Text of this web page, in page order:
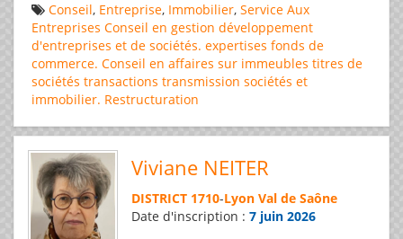
Conseil, Entreprise, Immobilier, Service Aux
Entreprises Conseil en gestion développement
d'entreprises et de sociétés. expertises fonds de
commerce. Conseil en affaires sur immeubles titres de
sociétés transactions transmission sociétés et
immobilier. Restructuration
Viviane NEITER
DISTRICT 1710-Lyon Val de Saône
Date d'inscription : 7 juin 2026